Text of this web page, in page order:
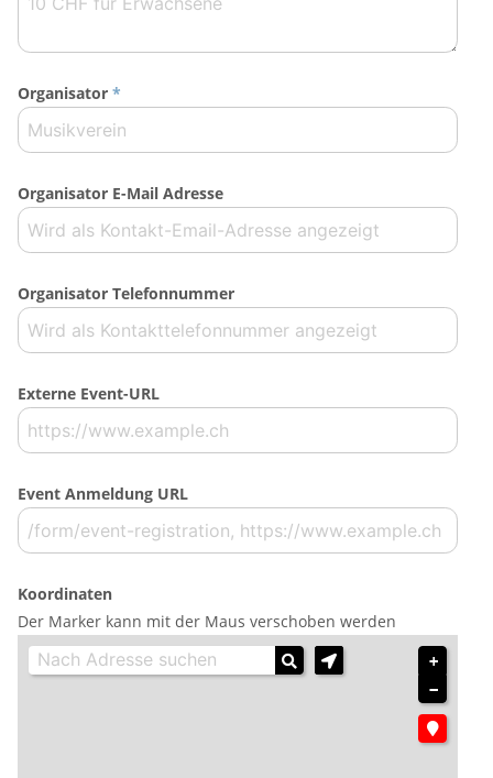
Organisator *
Organisator E-Mail Adresse
Organisator Telefonnummer
Externe Event-URL
Event Anmeldung URL
Koordinaten
Der Marker kann mit der Maus verschoben werden
+
−